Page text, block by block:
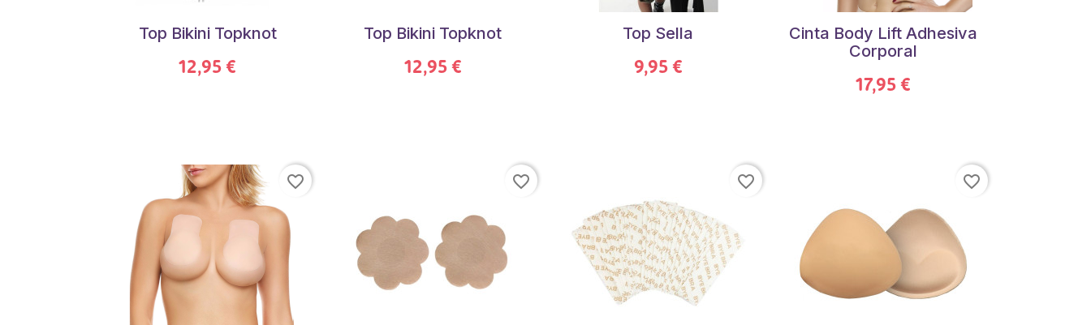
Top Bikini Topknot
12,95 €
Top Bikini Topknot
12,95 €
Top Sella
9,95 €
Cinta Body Lift Adhesiva
Corporal
17,95 €
favorite_border favorite_border favorite_border favorite_border